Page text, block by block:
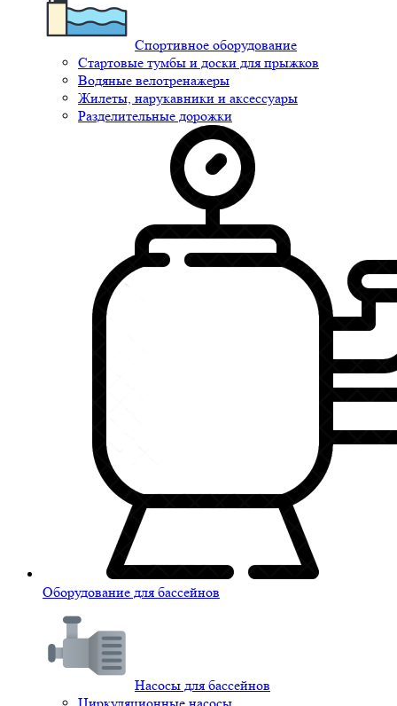
Спортивное оборудование
Стартовые тумбы и доски для прыжков
Водяные велотренажеры
Жилеты, нарукавники и аксессуары
Разделительные дорожки
Оборудование для бассейнов
Насосы для бассейнов